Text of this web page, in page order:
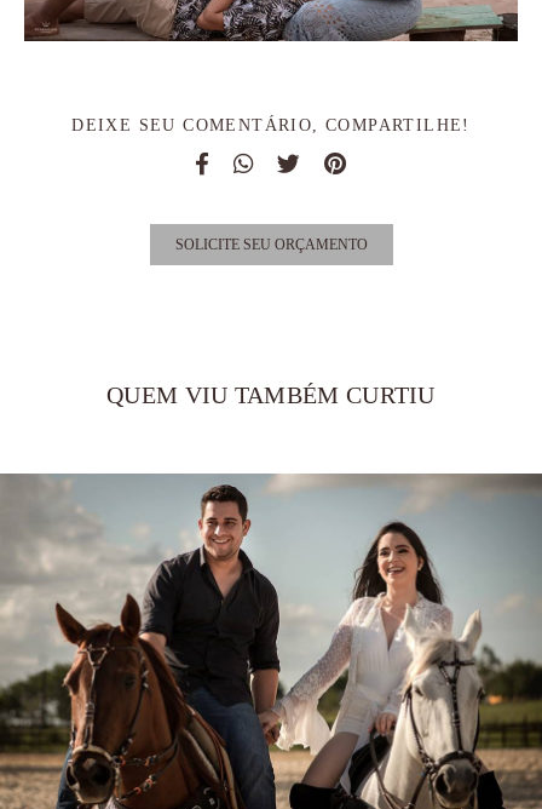
DEIXE SEU COMENTÁRIO, COMPARTILHE!
SOLICITE SEU ORÇAMENTO
QUEM VIU TAMBÉM CURTIU